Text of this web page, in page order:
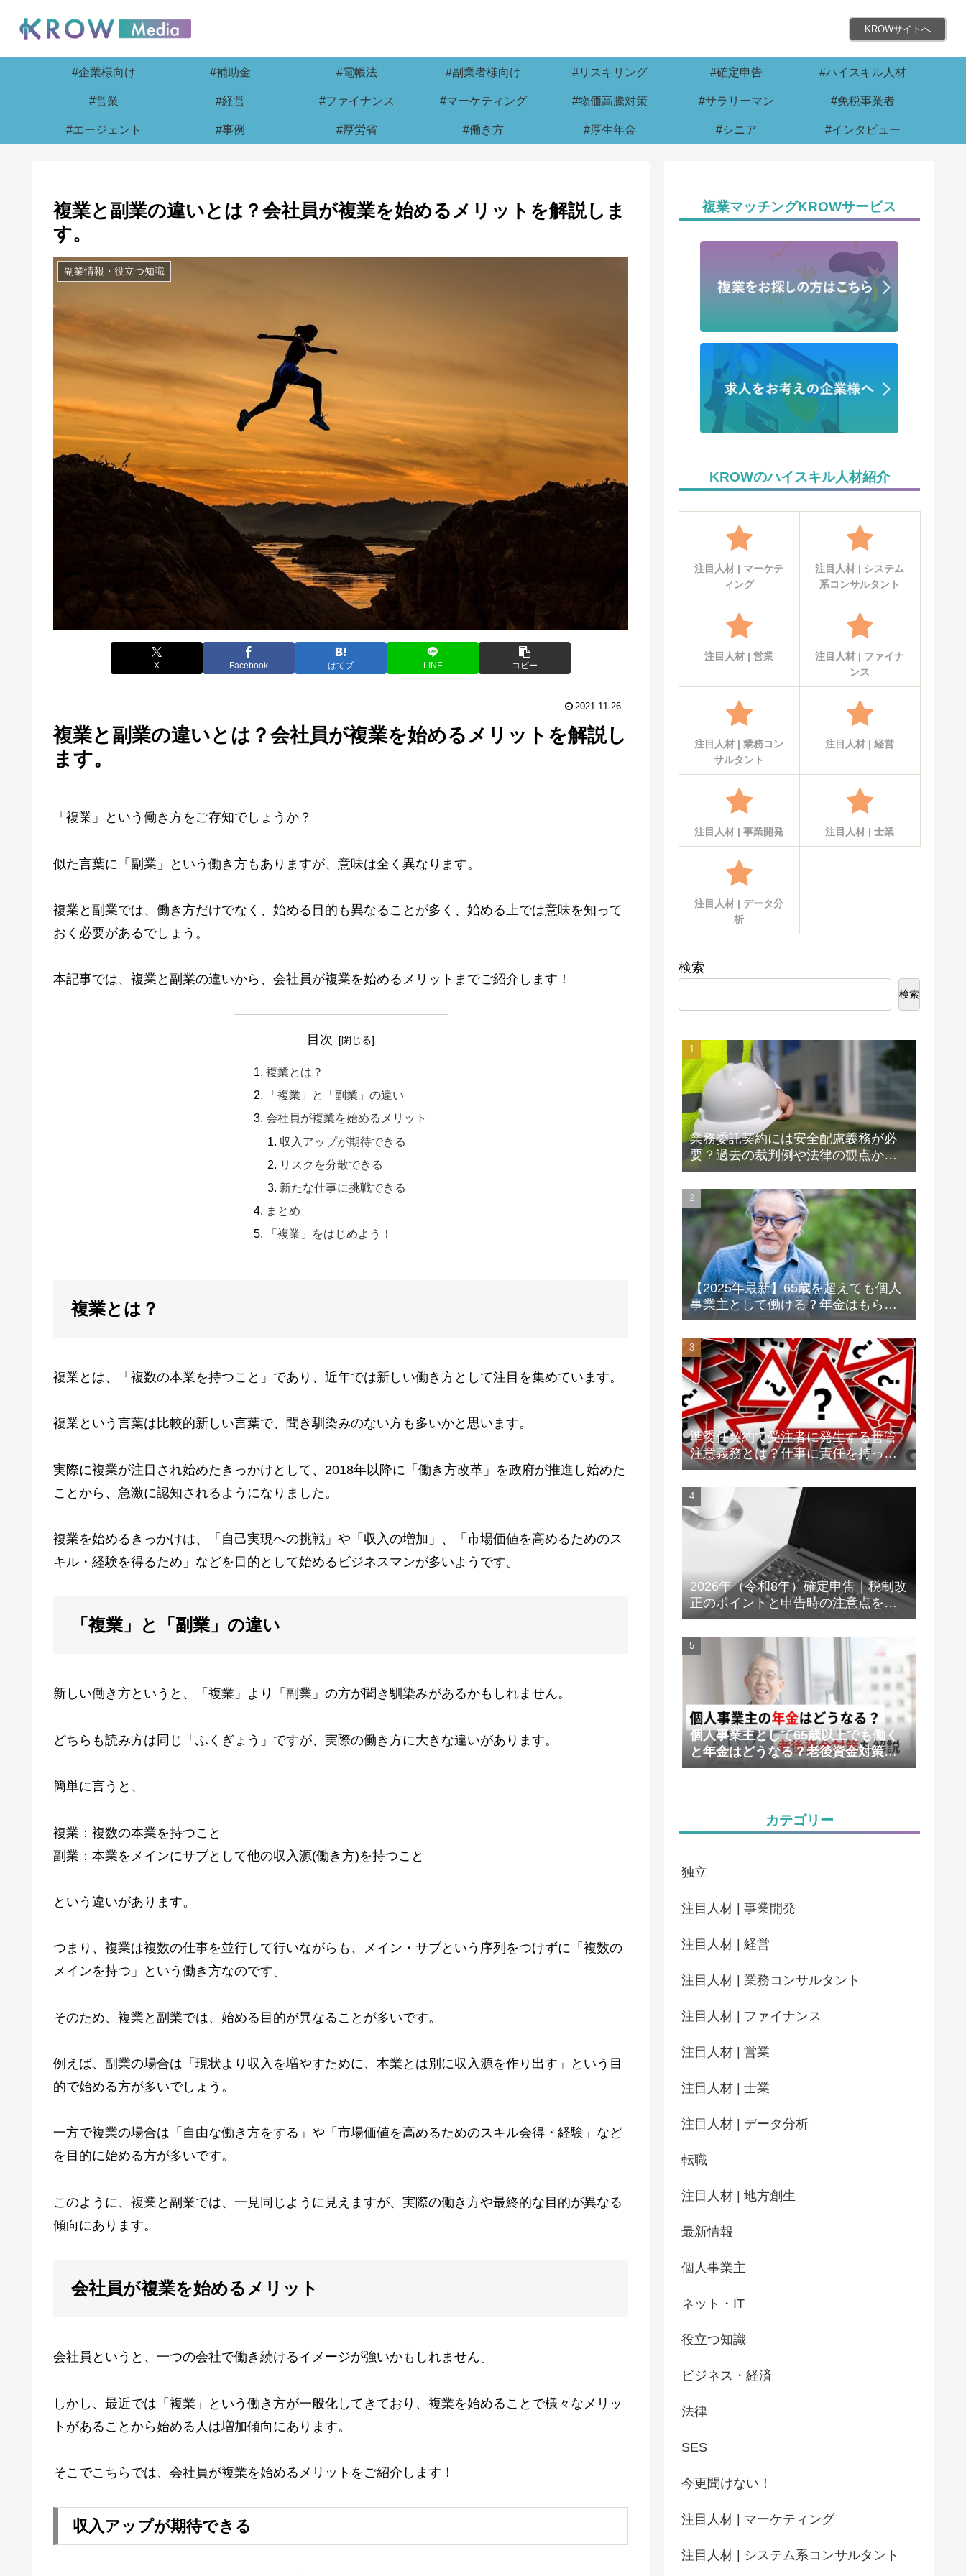
KROWサイトへ
#企業様向け #補助金 #電帳法 #副業者様向け #リスキリング #確定申告 #ハイスキル人材
#営業 #経営 #ファイナンス #マーケティング #物価高騰対策 #サラリーマン #免税事業者
#エージェント #事例 #厚労省 #働き方 #厚生年金 #シニア #インタビュー
複業と副業の違いとは？会社員が複業を始めるメリットを解説しま
す。
副業情報・役立つ知識
X Facebook はてブ LINE コピー
2021.11.26
複業と副業の違いとは？会社員が複業を始めるメリットを解説し
ます。
「複業」という働き方をご存知でしょうか？
似た言葉に「副業」という働き方もありますが、意味は全く異なります。
複業と副業では、働き方だけでなく、始める目的も異なることが多く、始める上では意味を知って
おく必要があるでしょう。
本記事では、複業と副業の違いから、会社員が複業を始めるメリットまでご紹介します！
目次
複業とは？
「複業」と「副業」の違い
会社員が複業を始めるメリット
収入アップが期待できる
リスクを分散できる
新たな仕事に挑戦できる
まとめ
「複業」をはじめよう！
複業とは？
複業とは、「複数の本業を持つこと」であり、近年では新しい働き方として注目を集めています。
複業という言葉は比較的新しい言葉で、聞き馴染みのない方も多いかと思います。
実際に複業が注目され始めたきっかけとして、2018年以降に「働き方改革」を政府が推進し始めた
ことから、急激に認知されるようになりました。
複業を始めるきっかけは、「自己実現への挑戦」や「収入の増加」、「市場価値を高めるためのス
キル・経験を得るため」などを目的として始めるビジネスマンが多いようです。
「複業」と「副業」の違い
新しい働き方というと、「複業」より「副業」の方が聞き馴染みがあるかもしれません。
どちらも読み方は同じ「ふくぎょう」ですが、実際の働き方に大きな違いがあります。
簡単に言うと、
複業：複数の本業を持つこと
副業：本業をメインにサブとして他の収入源(働き方)を持つこと
という違いがあります。
つまり、複業は複数の仕事を並行して行いながらも、メイン・サブという序列をつけずに「複数の
メインを持つ」という働き方なのです。
そのため、複業と副業では、始める目的が異なることが多いです。
例えば、副業の場合は「現状より収入を増やすために、本業とは別に収入源を作り出す」という目
的で始める方が多いでしょう。
一方で複業の場合は「自由な働き方をする」や「市場価値を高めるためのスキル会得・経験」など
を目的に始める方が多いです。
このように、複業と副業では、一見同じように見えますが、実際の働き方や最終的な目的が異なる
傾向にあります。
会社員が複業を始めるメリット
会社員というと、一つの会社で働き続けるイメージが強いかもしれません。
しかし、最近では「複業」という働き方が一般化してきており、複業を始めることで様々なメリッ
トがあることから始める人は増加傾向にあります。
そこでこちらでは、会社員が複業を始めるメリットをご紹介します！
収入アップが期待できる
複業マッチングKROWサービス
KROWのハイスキル人材紹介
注目人材 | マーケテ
ィング
注目人材 | システム
系コンサルタント
注目人材 | 営業
注目人材 | ファイナ
ンス
注目人材 | 業務コン
サルタント
注目人材 | 経営
注目人材 | 事業開発 注目人材 | 士業
注目人材 | データ分
析
検索
検索
業務委託契約には安全配慮義務が必
要？過去の裁判例や法律の観点から
解説します！
【2025年最新】65歳を超えても個人
事業主として働ける？年金はもらえ
る？老後資金対策も解説！
準委任契約で受注者に発生する善管
注意義務とは？仕事に責任を持って
トラブルを未然に防ごう！
2026年（令和8年）確定申告｜税制改
正のポイントと申告時の注意点をわ
かりやすく解説
個人事業主として65歳以上でも働く
と年金はどうなる？老後資金対策も
解説
カテゴリー
独立
注目人材 | 事業開発
注目人材 | 経営
注目人材 | 業務コンサルタント
注目人材 | ファイナンス
注目人材 | 営業
注目人材 | 士業
注目人材 | データ分析
転職
注目人材 | 地方創生
最新情報
個人事業主
ネット・IT
役立つ知識
ビジネス・経済
法律
SES
今更聞けない！
注目人材 | マーケティング
注目人材 | システム系コンサルタント